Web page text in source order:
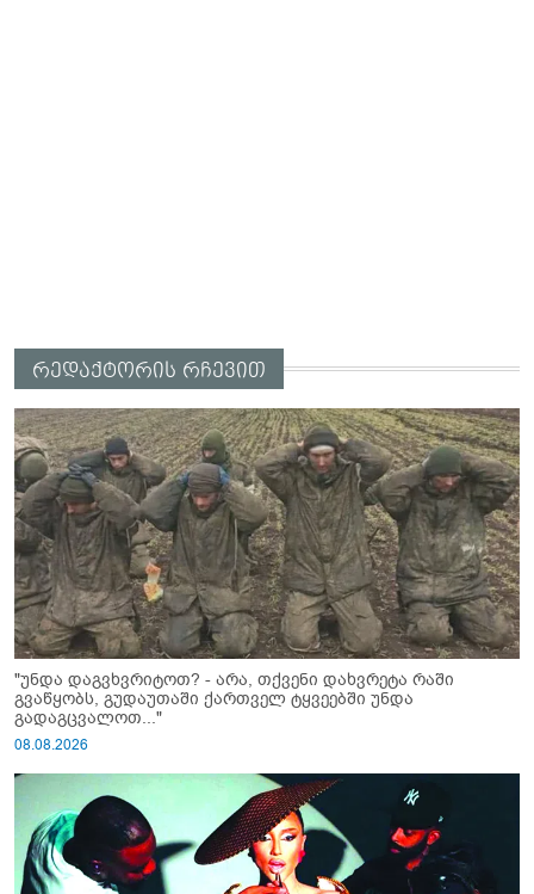
რედაქტორის რჩევით
"უნდა დაგვხვრიტოთ? - არა, თქვენი დახვრეტა რაში
გვაწყობს, გუდაუთაში ქართველ ტყვეებში უნდა
გადაგცვალოთ..."
08.08.2026